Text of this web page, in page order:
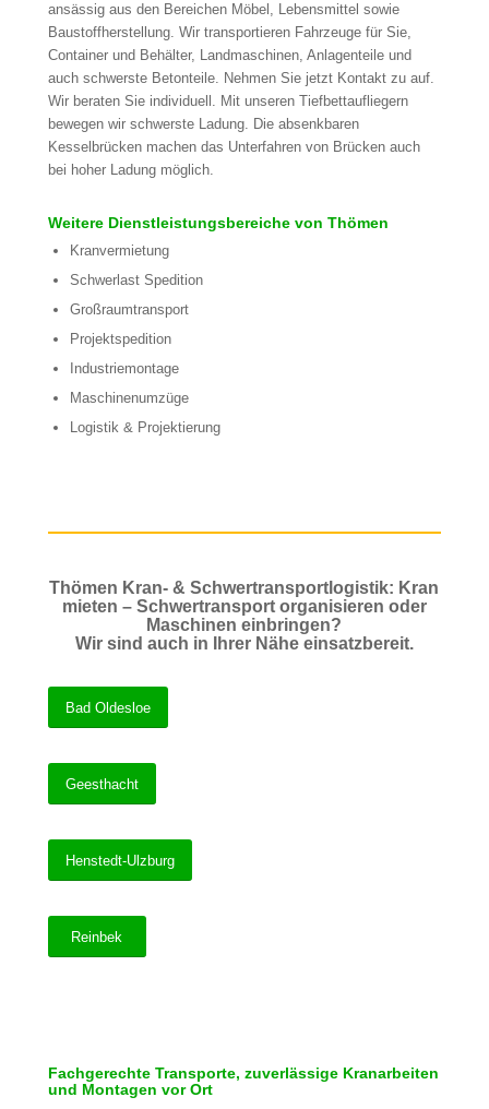
ansässig aus den Bereichen Möbel, Lebensmittel sowie
Baustoffherstellung. Wir transportieren Fahrzeuge für Sie,
Container und Behälter, Landmaschinen, Anlagenteile und
auch schwerste Betonteile. Nehmen Sie jetzt Kontakt zu auf.
Wir beraten Sie individuell. Mit unseren Tiefbettaufliegern
bewegen wir schwerste Ladung. Die absenkbaren
Kesselbrücken machen das Unterfahren von Brücken auch
bei hoher Ladung möglich.
Weitere Dienstleistungsbereiche von Thömen
Kranvermietung
Schwerlast Spedition
Großraumtransport
Projektspedition
Industriemontage
Maschinenumzüge
Logistik & Projektierung
Thömen Kran- & Schwertransportlogistik: Kran
mieten – Schwertransport organisieren oder
Maschinen einbringen?
Wir sind auch in Ihrer Nähe einsatzbereit.
Bad Oldesloe
Geesthacht
Henstedt-Ulzburg
Reinbek
Fachgerechte Transporte, zuverlässige Kranarbeiten
und Montagen vor Ort